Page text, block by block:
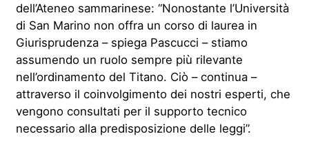
dell’Ateneo sammarinese: “Nonostante l’Università
di San Marino non offra un corso di laurea in
Giurisprudenza – spiega Pascucci – stiamo
assumendo un ruolo sempre più rilevante
nell’ordinamento del Titano. Ciò – continua–
attraverso il coinvolgimento dei nostri esperti, che
vengono consultati per il supporto tecnico
necessario alla predisposizione delle leggi”.